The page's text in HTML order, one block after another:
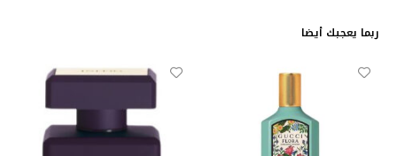
ربما يعجبك أيضا